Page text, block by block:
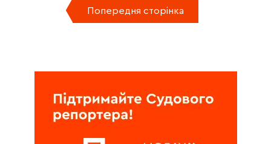
Попередня сторінка